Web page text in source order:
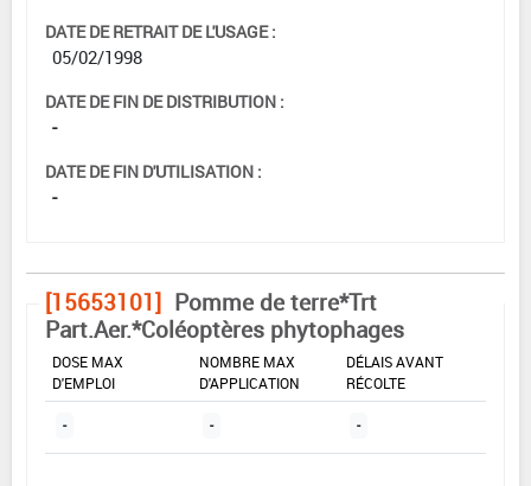
DATE DE RETRAIT DE L'USAGE :
05/02/1998
DATE DE FIN DE DISTRIBUTION :
-
DATE DE FIN D'UTILISATION :
-
[15653101] Pomme de terre*Trt
Part.Aer.*Coléoptères phytophages
DOSE MAX
D'EMPLOI
NOMBRE MAX
D'APPLICATION
DÉLAIS AVANT
RÉCOLTE
- - -